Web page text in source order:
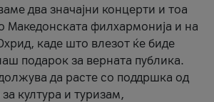
два значајни концерти и тоа
Македонската филхармонија и на
каде што влезот ќе биде
подарок за верната публика.
да расте со поддршка од
култура и туризам,